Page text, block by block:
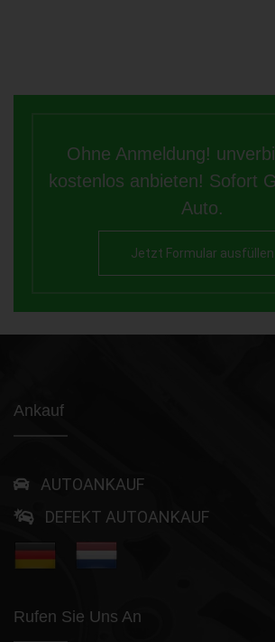
Ohne Anmeldung!
kostenlos anbieten! Sofort
Auto.
Jetzt Formular ausfüllen
Ankauf
AUTOANKAUF
DEFEKT AUTOANKAUF
Rufen Sie Uns An